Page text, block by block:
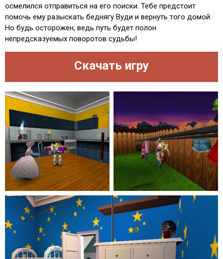
осмелился отправиться на его поиски. Тебе предстоит
помочь ему разыскать беднягу Вуди и вернуть того домой.
Но будь осторожен, ведь путь будет полон
непредсказуемых поворотов судьбы!
Скачать игру